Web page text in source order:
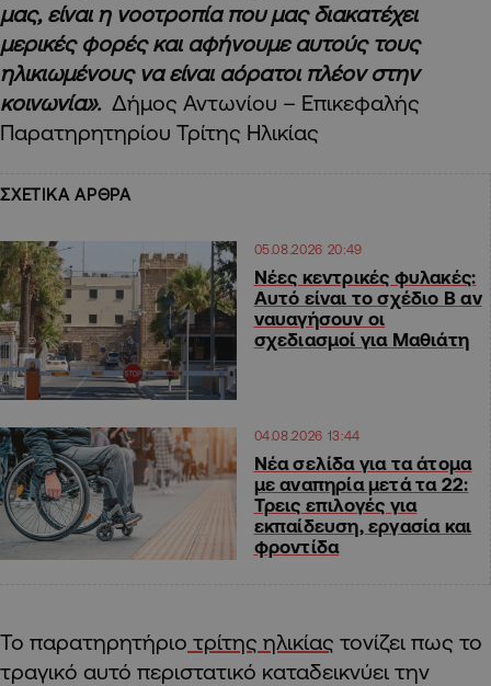
μας, είναι η νοοτροπία που μας διακατέχει
μερικές φορές και αφήνουμε αυτούς τους
ηλικιωμένους να είναι αόρατοι πλέον στην
κοινωνία». Δήμος Αντωνίου – Επικεφαλής
Παρατηρητηρίου Τρίτης Ηλικίας
ΣΧΕΤΙΚΑ ΑΡΘΡΑ
05.08.2026 20:49
Νέες κεντρικές φυλακές:
Αυτό είναι το σχέδιο Β αν
ναυαγήσουν οι
σχεδιασμοί για Μαθιάτη
04.08.2026 13:44
Νέα σελίδα για τα άτομα
με αναπηρία μετά τα 22:
Τρεις επιλογές για
εκπαίδευση, εργασία και
φροντίδα
Το παρατηρητήριο τρίτης ηλικίας τονίζει πως το
τραγικό αυτό περιστατικό καταδεικνύει την